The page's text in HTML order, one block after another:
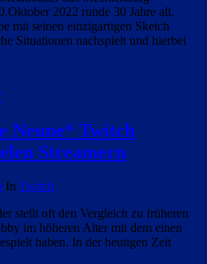
2022 runde 30 Jahre alt.
mit seinen einzigartigen Sketch
Situationen nachspielt und hierbei
Neune“ Twitch
Streamern
In Twitch
stellt oft den Vergleich zu früheren
im höheren Alter mit dem einen
haben. In der heutigen Zeit